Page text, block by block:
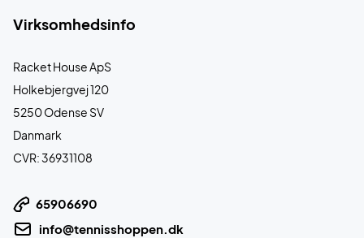
Virksomhedsinfo
Racket House ApS
Holkebjergvej 120
5250 Odense SV
Danmark
CVR: 36931108
65906690
info@tennisshoppen.dk